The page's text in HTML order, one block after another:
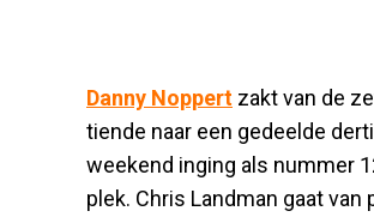
Danny Noppert zakt van de
tiende naar een gedeelde
weekend inging als nummer
plek. Chris Landman gaat